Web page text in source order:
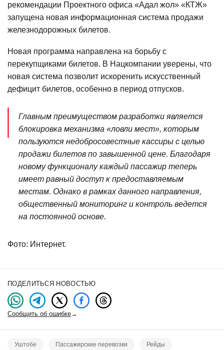
рекомендации Проектного офиса «Адал жол» «КТЖ»
запущена новая информационная система продажи
железнодорожных билетов.
Новая программа направлена на борьбу с
перекупщиками билетов. В Нацкомпании уверены, что
новая система позволит искоренить искусственный
дефицит билетов, особенно в период отпусков.
Главным преимуществом разработки является
блокировка механизма «ловли мест», которым
пользуются недобросовестные кассиры с целью
продажи билетов по завышенной цене. Благодаря
новому функционалу каждый пассажир теперь
имеет равный доступ к предоставляемым
местам. Однако в рамках данного направления,
общественный мониторинг и контроль ведется
на постоянной основе.
Фото: Интернет.
ПОДЕЛИТЬСЯ НОВОСТЬЮ
Сообщить об ошибке→
Уштобе Пассажирские перевозки Рейды